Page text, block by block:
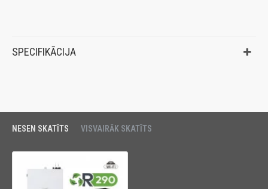
SPECIFIKĀCIJA
NESEN SKATĪTS VISVAIRĀK SKATĪTS